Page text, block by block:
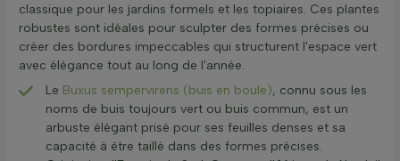
classique pour les jardins formels et les topiaires. Ces plantes
robustes sont idéales pour sculpter des formes précises ou
créer des bordures impeccables qui structurent l'espace vert
avec élégance tout au long de l'année.
Le Buxus sempervirens (buis en boule), connu sous les
noms de buis toujours vert ou buis commun, est un
arbuste élégant prisé pour ses feuilles denses et sa
capacité à être taillé dans des formes précises.